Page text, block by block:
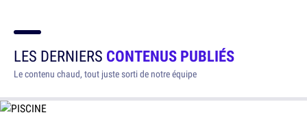
LES DERNIERS CONTENUS PUBLIÉS
Le contenu chaud, tout juste sorti de notre équipe